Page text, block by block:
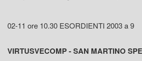
02-11 ore 10.30 ESORDIENTI 2003 a 9
VIRTUSVECOMP - SAN MARTINO